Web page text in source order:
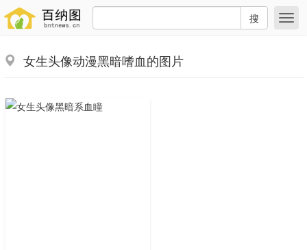
搜
女生头像动漫黑暗嗜血的图片